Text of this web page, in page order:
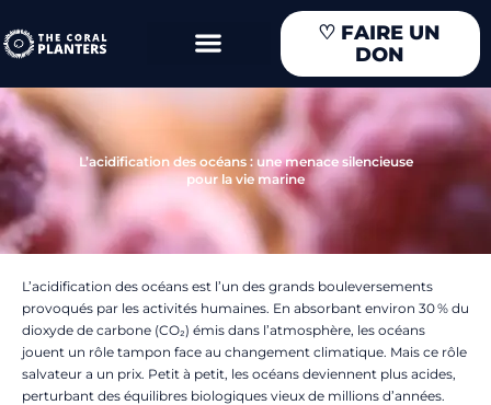
au
contenu
♡ FAIRE UN
DON
L’acidification des océans : une menace silencieuse
pour la vie marine
L’acidification des océans est l’un des grands bouleversements
provoqués par les activités humaines. En absorbant environ 30 % du
dioxyde de carbone (CO₂) émis dans l’atmosphère, les océans
jouent un rôle tampon face au changement climatique. Mais ce rôle
salvateur a un prix. Petit à petit, les océans deviennent plus acides,
perturbant des équilibres biologiques vieux de millions d’années.